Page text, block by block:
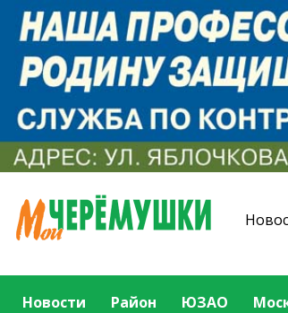
Новости Район ЮЗАО